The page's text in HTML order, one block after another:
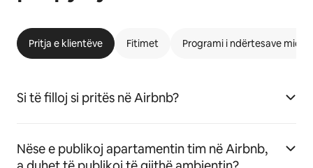
Pritja e klientëve Fitimet Programi i ndërtesave
Si të filloj si pritës në Airbnb?
Nëse e publikoj apartamentin tim në Airbnb,